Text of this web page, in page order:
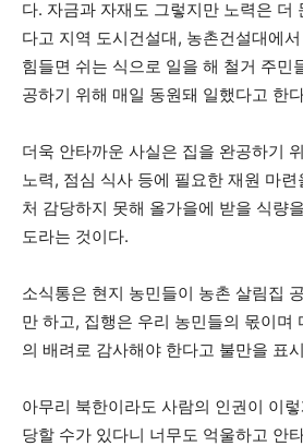
다. 자금과 자재도 그렇지만 노력은 더
다고 지역 도시건설대, 농촌건설대에
힘들면 쉬는 식으로 일을 해 철거 주민
공하기 위해 매일 동원돼 일했다고 한
더욱 안타까운 사실은 집을 완공하기
노력, 점심 식사 등에 필요한 재원 마
처 감당하지 못해 올가을에 받을 식량
도라는 것이다.
소식통은 현지 농민들이 농촌 살림집
만 하고, 집행은 우리 농민들의 몫이며
의 배려로 감사해야 한다고 불만을 표
아무리 북한이라도 사람의 인권이 이
당할 수가 있다니 너무도 억울하고 안